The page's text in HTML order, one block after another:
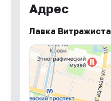
Адрес
Лавка Витражиста